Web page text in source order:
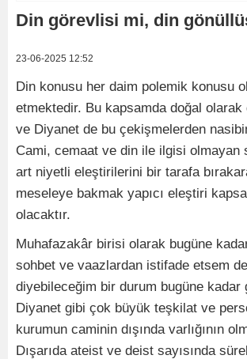
Din görevlisi mi, din
23-06-2025 12:52
Din konusu her daim polemik konusu
etmektedir. Bu kapsamda doğal olarak
ve Diyanet de bu çekişmelerden
Cami, cemaat ve din ile ilgisi olmayan
art niyetli eleştirilerini bir tarafa
meseleye bakmak yapıcı eleştiri
olacaktır.
Muhafazakâr birisi olarak bugüne
sohbet ve vaazlardan istifade etsem de
diyebileceğim bir durum bugüne kadar
Diyanet gibi çok büyük teşkilat ve
kurumun caminin dışında varlığının
Dışarıda ateist ve deist sayısında